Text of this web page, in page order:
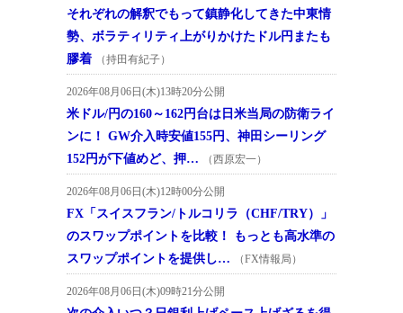
それぞれの解釈でもって鎮静化してきた中東情
勢、ボラティリティ上がりかけたドル円またも
膠着
（持田有紀子）
2026年08月06日(木)13時20分公開
米ドル/円の160～162円台は日米当局の防衛ライ
ンに！ GW介入時安値155円、神田シーリング
152円が下値めど、押…
（西原宏一）
2026年08月06日(木)12時00分公開
FX「スイスフラン/トルコリラ（CHF/TRY）」
のスワップポイントを比較！ もっとも高水準の
スワップポイントを提供し…
（FX情報局）
2026年08月06日(木)09時21分公開